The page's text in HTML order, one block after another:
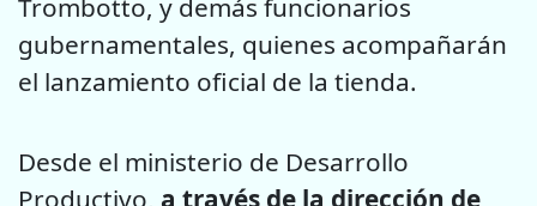
Trombotto, y demás funcionarios
gubernamentales, quienes acompañarán
el lanzamiento oficial de la tienda.
Desde el ministerio de Desarrollo
Productivo, a través de la dirección de